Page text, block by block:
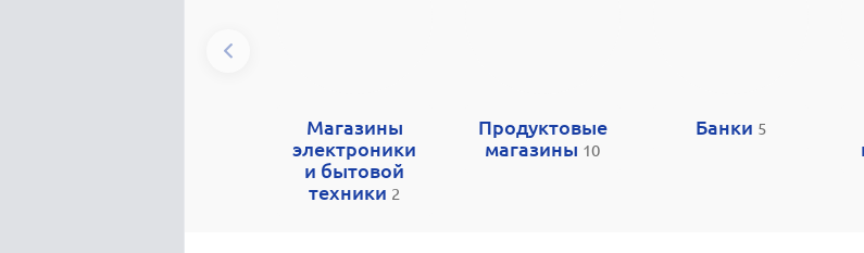
Магазины
электроники
и бытовой
техники 2
Продуктовые
магазины 10
Банки 5